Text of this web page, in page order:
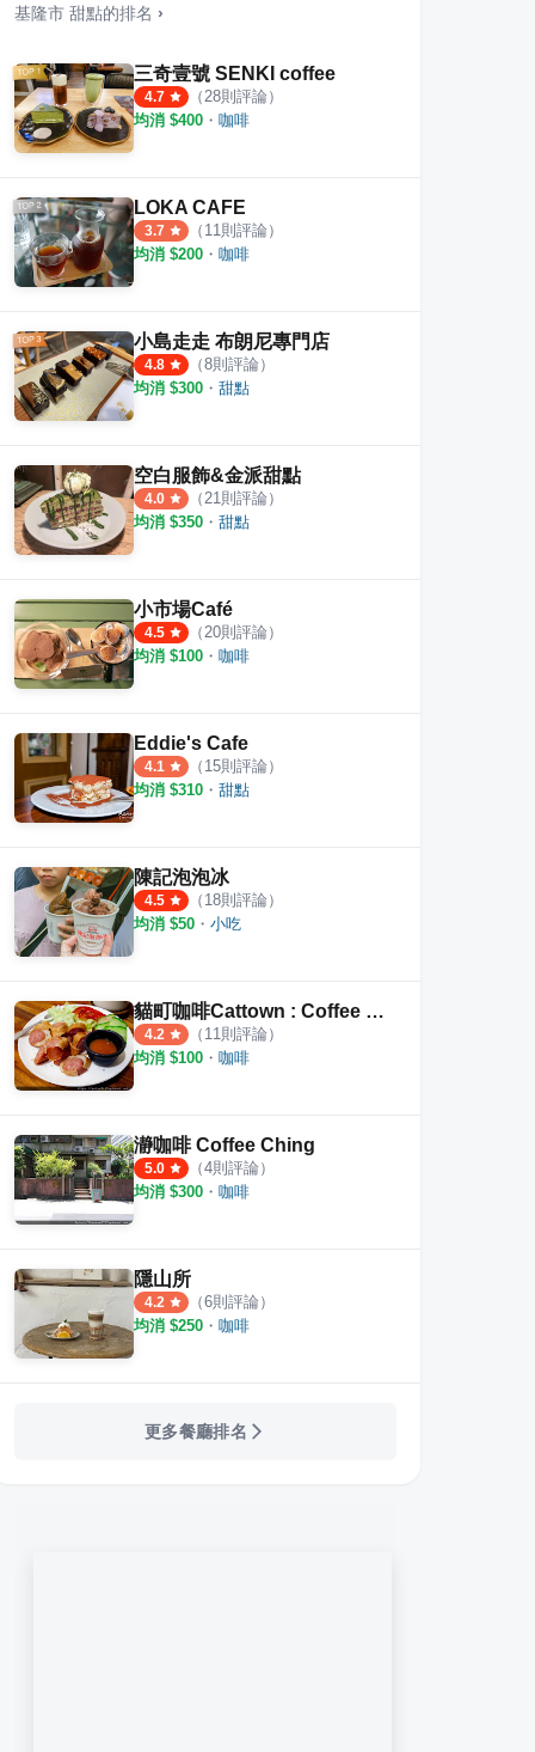
蘆 阿國碳烤燒餅店
基隆市 甜點的排名 ›
三奇壹號 SENKI coffee
4.7 （ 28則評論）
均消 $400 ・ 咖啡
LOKA CAFE
3.7 （ 11 則評論）
均消 $200 ・ 咖啡
小島走走 布朗尼專門店
4.8 （8則評論）
均消 $300 ・ 甜點
空白服飾&金派甜點
4.0 （ 21 則評論）
均消 $350 ・ 甜點
小市場Café
4.5 （ 20則評論）
均消 $100 ・ 咖啡
Eddie's Cafe
4.1 （ 15則評論）
均消 $310 ・ 甜點
陳記泡泡冰
4.5 （ 18則評論）
均消 $50 ・ 小吃
貓町咖啡Cattown : Coffee Stand
4.2 （ 11 則評論）
均消 $100 ・ 咖啡
瀞咖啡 Coffee Ching
5.0 （4則評論）
均消 $300 ・ 咖啡
隱山所
4.2 （6則評論）
均消 $250 ・ 咖啡
更多餐廳排名